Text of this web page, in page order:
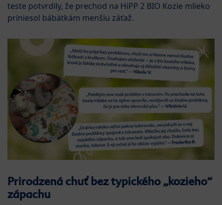
teste potvrdily, že prechod na HiPP 2 BIO Kozie mlieko
priniesol bábätkám menšiu záťaž.
Prirodzená chuť bez typického „kozieho“
zápachu